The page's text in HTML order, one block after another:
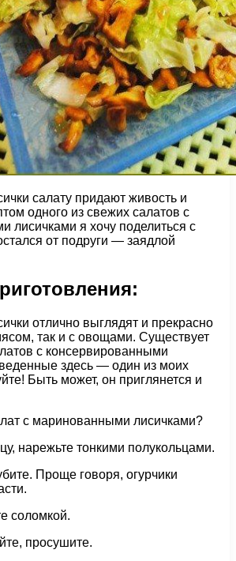
салату придают живость и
одного из свежих салатов с
лисичками я хочу поделиться с
от подруги — заядлой
отлично выглядят и прекрасно
так и с овощами. Существует
с консервированными
здесь — один из моих
Быть может, он приглянется и
с маринованными лисичками?
нарежьте тонкими полукольцами.
Проще говоря, огурчики
соломкой.
просушите.